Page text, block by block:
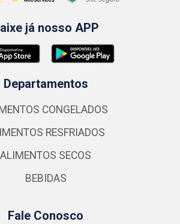
já nosso APP
Departamentos
CONGELADOS
RESFRIADOS
ALIMENTOS SECOS
BEBIDAS
Fale Conosco